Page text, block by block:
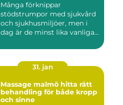
Många förknippar
stödstrumpor med sjukvård
och sjukhusmiljöer, men i
dag är de minst lika vanliga
31. jan
Massage malmö hitta rätt
behandling för både kropp
och sinne